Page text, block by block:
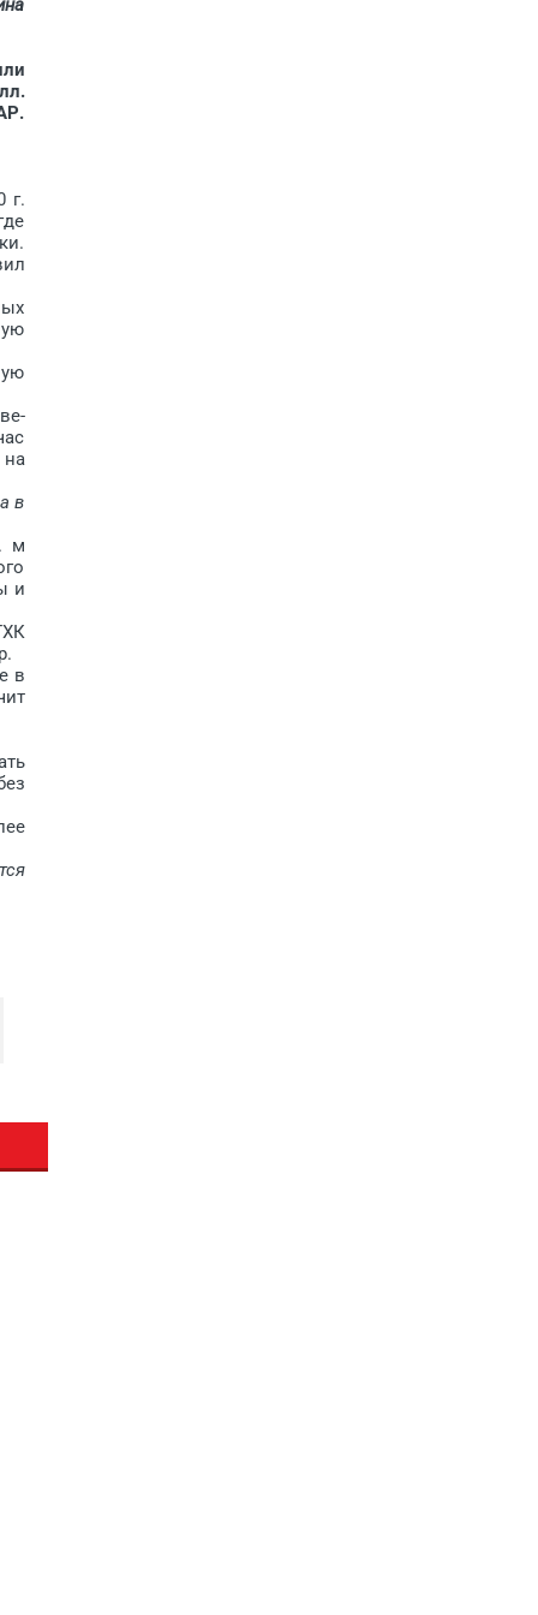
г.
на
в
м
и
в